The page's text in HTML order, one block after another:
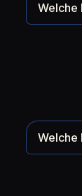
Welche
Welche